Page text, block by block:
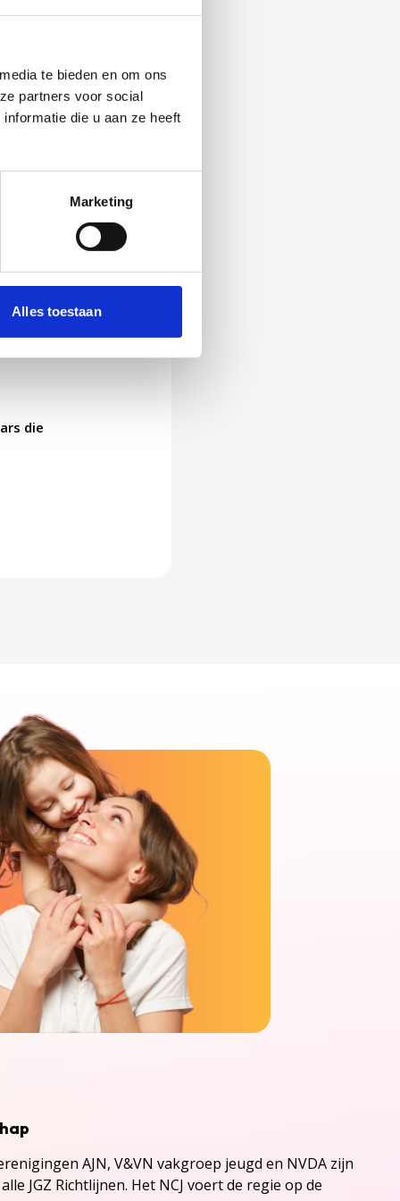
te bieden en om ons
partners voor social
die u aan ze heeft
Marketing
Alles toestaan
zij de vraag
die
AJN, V&VN vakgroep jeugd en NVDA zijn
JGZ Richtlijnen. Het NCJ voert de regie op de